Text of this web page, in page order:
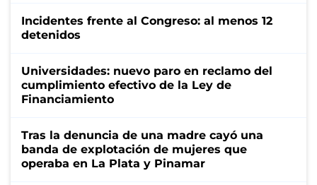
Incidentes frente al Congreso: al menos 12
detenidos
Universidades: nuevo paro en reclamo del
cumplimiento efectivo de la Ley de
Financiamiento
Tras la denuncia de una madre cayó una
banda de explotación de mujeres que
operaba en La Plata y Pinamar